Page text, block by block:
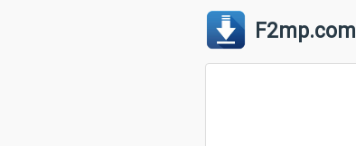
F2mp.com